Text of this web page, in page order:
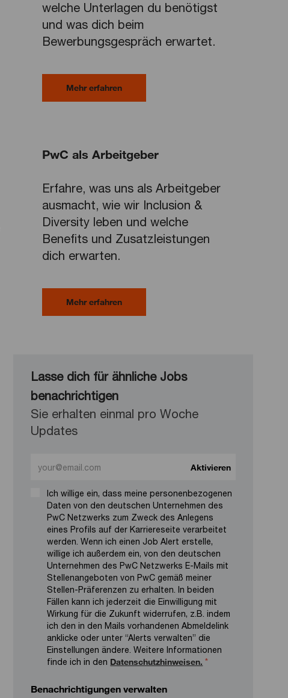
welche Unterlagen du benötigst
und was dich beim
Bewerbungsgespräch erwartet.
Mehr erfahren
PwC als Arbeitgeber
Erfahre, was uns als Arbeitgeber
ausmacht, wie wir Inclusion &
Diversity leben und welche
Benefits und Zusatzleistungen
dich erwarten.
Mehr erfahren
Lasse dich für ähnliche Jobs
benachrichtigen
Sie erhalten einmal pro Woche
Updates
Ich willige ein, dass meine personenbezogenen
Daten von den deutschen Unternehmen des
PwC Netzwerks zum Zweck des Anlegens
eines Profils auf der Karriereseite verarbeitet
werden. Wenn ich einen Job Alert erstelle,
willige ich außerdem ein, von den deutschen
Unternehmen des PwC Netzwerks E-Mails mit
Stellenangeboten von PwC gemäß meiner
Stellen-Präferenzen zu erhalten. In beiden
Fällen kann ich jederzeit die Einwilligung mit
Wirkung für die Zukunft widerrufen, z.B. indem
ich den in den Mails vorhandenen Abmeldelink
anklicke oder unter “Alerts verwalten” die
Einstellungen ändere. Weitere Informationen
finde ich in den Datenschutzhinweisen. *
Aktivieren
Benachrichtigungen verwalten